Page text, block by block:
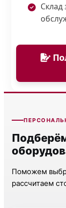
Склад
Поможем
рассчитаем